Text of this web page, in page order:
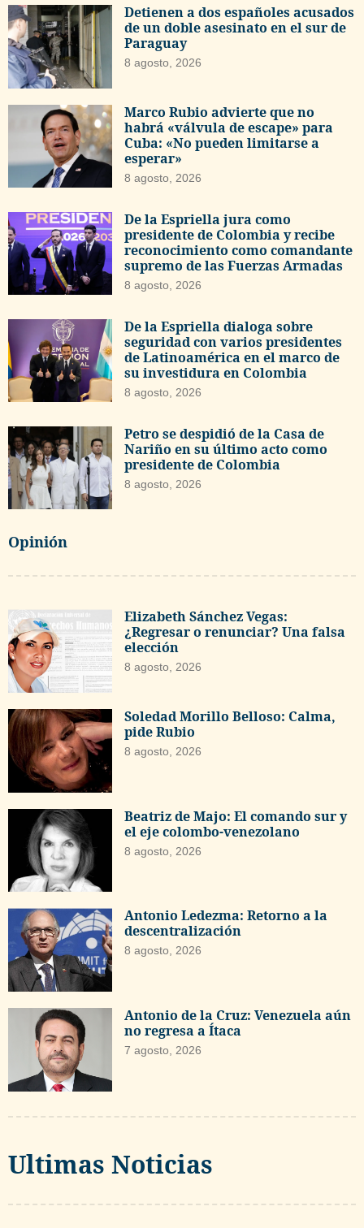
Detienen a dos españoles acusados
de un doble asesinato en el sur de
Paraguay
8 agosto, 2026
Marco Rubio advierte que no
habrá «válvula de escape» para
Cuba: «No pueden limitarse a
esperar»
8 agosto, 2026
De la Espriella jura como
presidente de Colombia y recibe
reconocimiento como comandante
supremo de las Fuerzas Armadas
8 agosto, 2026
De la Espriella dialoga sobre
seguridad con varios presidentes
de Latinoamérica en el marco de
su investidura en Colombia
8 agosto, 2026
Petro se despidió de la Casa de
Nariño en su último acto como
presidente de Colombia
8 agosto, 2026
Opinión
Elizabeth Sánchez Vegas:
¿Regresar o renunciar? Una falsa
elección
8 agosto, 2026
Soledad Morillo Belloso: Calma,
pide Rubio
8 agosto, 2026
Beatriz de Majo: El comando sur y
el eje colombo-venezolano
8 agosto, 2026
Antonio Ledezma: Retorno a la
descentralización
8 agosto, 2026
Antonio de la Cruz: Venezuela aún
no regresa a Ítaca
7 agosto, 2026
Ultimas Noticias